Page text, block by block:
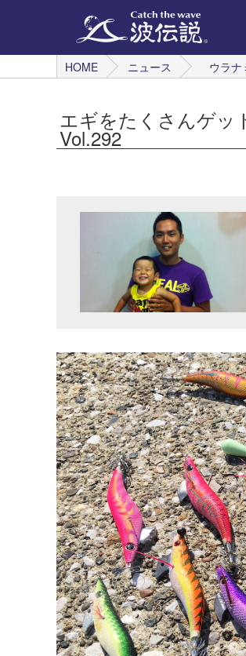
HOME
ニュース ウラナ
エギをたくさんゲッ
Vol.292